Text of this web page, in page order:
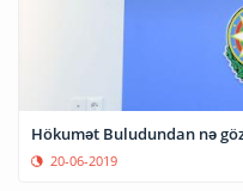
Hökumət Buludundan nə
20-06-2019